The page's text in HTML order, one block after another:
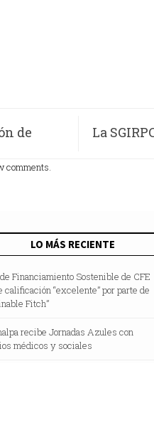
de La
comments.
LO MÁS RECIENTE
Financiamiento Sostenible de CFE
calificación “excelente” por parte de
Fitch”
recibe Jornadas Azules con
médicos y sociales